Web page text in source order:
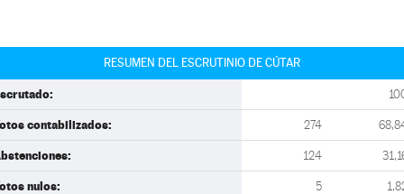
RESUMEN DEL ESCRUTINIO DE CÚTAR
contabilizados: 274
124
nulos: 5